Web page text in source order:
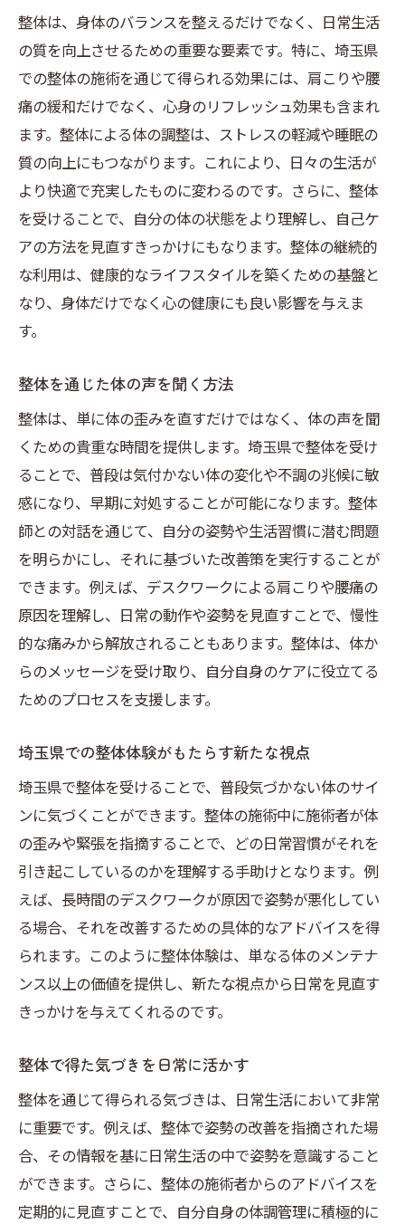
整体は、身体のバランスを整えるだけでなく、日常生活
の質を向上させるための重要な要素です。特に、埼玉県
での整体の施術を通じて得られる効果には、肩こりや腰
痛の緩和だけでなく、心身のリフレッシュ効果も含まれ
ます。整体による体の調整は、ストレスの軽減や睡眠の
質の向上にもつながります。これにより、日々の生活が
より快適で充実したものに変わるのです。さらに、整体
を受けることで、自分の体の状態をより理解し、自己ケ
アの方法を見直すきっかけにもなります。整体の継続的
な利用は、健康的なライフスタイルを築くための基盤と
なり、身体だけでなく心の健康にも良い影響を与えま
す。
整体を通じた体の声を聞く方法
整体は、単に体の歪みを直すだけではなく、体の声を聞
くための貴重な時間を提供します。埼玉県で整体を受け
ることで、普段は気付かない体の変化や不調の兆候に敏
感になり、早期に対処することが可能になります。整体
師との対話を通じて、自分の姿勢や生活習慣に潜む問題
を明らかにし、それに基づいた改善策を実行することが
できます。例えば、デスクワークによる肩こりや腰痛の
原因を理解し、日常の動作や姿勢を見直すことで、慢性
的な痛みから解放されることもあります。整体は、体か
らのメッセージを受け取り、自分自身のケアに役立てる
ためのプロセスを支援します。
埼玉県での整体体験がもたらす新たな視点
埼玉県で整体を受けることで、普段気づかない体のサイ
ンに気づくことができます。整体の施術中に施術者が体
の歪みや緊張を指摘することで、どの日常習慣がそれを
引き起こしているのかを理解する手助けとなります。例
えば、長時間のデスクワークが原因で姿勢が悪化してい
る場合、それを改善するための具体的なアドバイスを得
られます。このように整体体験は、単なる体のメンテナ
ンス以上の価値を提供し、新たな視点から日常を見直す
きっかけを与えてくれるのです。
整体で得た気づきを日常に活かす
整体を通じて得られる気づきは、日常生活において非常
に重要です。例えば、整体で姿勢の改善を指摘された場
合、その情報を基に日常生活の中で姿勢を意識すること
ができます。さらに、整体の施術者からのアドバイスを
定期的に見直すことで、自分自身の体調管理に積極的に